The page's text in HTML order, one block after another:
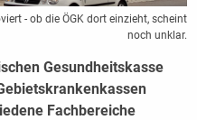
- ob die ÖGK dort einzieht, scheint
noch unklar.
Gesundheitskasse
Fachbereiche